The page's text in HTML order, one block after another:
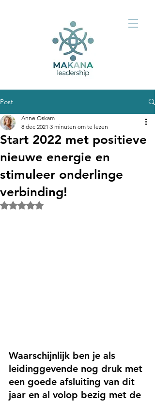
Post
Start 2022 met positieve
nieuwe energie en
stimuleer onderlinge
verbinding!
Anne Oskam
8 dec 2021 3 minuten om te lezen
Beoordeeld met NaN uit 5 sterren.
Waarschijnlijk ben je als
leidinggevende nog druk met
een goede afsluiting van dit
jaar en al volop bezig met de